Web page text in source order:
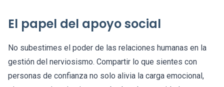
El papel del apoyo social
No subestimes el poder de las relaciones humanas en la
gestión del nerviosismo. Compartir lo que sientes con
personas de confianza no solo alivia la carga emocional,